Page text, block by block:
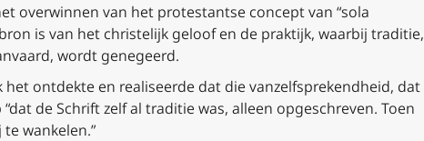
overwinnen van het protestantse concept van “sola
is van het christelijk geloof en de praktijk, waarbij traditie,
wordt genegeerd.
ontdekte en realiseerde dat die vanzelfsprekendheid, dat
de Schrift zelf al traditie was, alleen opgeschreven. Toen
wankelen.”